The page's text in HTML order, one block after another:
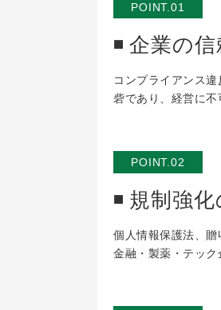
POINT.01
企業の
コンプライアンス
砦であり、経営に
POINT.02
規制強
個人情報保護法、
金融・製薬・テック